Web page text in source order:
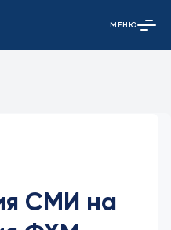
Открыть
МЕНЮ
СМИ на